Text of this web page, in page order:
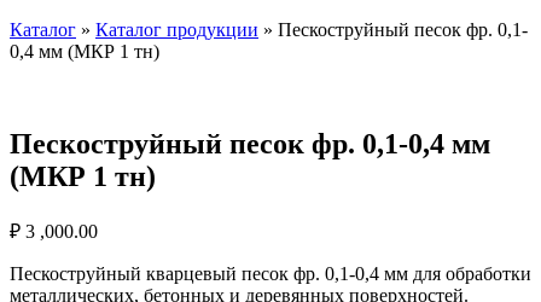
Каталог » Каталог продукции » Пескоструйный песок фр. 0,1-
0,4 мм (МКР 1 тн)
Пескоструйный песок фр. 0,1-0,4 мм
(МКР 1 тн)
₽ 3 ,000.00
Пескоструйный кварцевый песок фр. 0,1-0,4 мм для обработки
металлических, бетонных и деревянных поверхностей.